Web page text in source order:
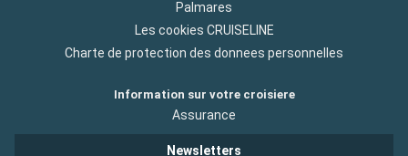
Palmares
Les cookies CRUISELINE
Charte de protection des donnees personnelles
Information sur votre croisiere
Assurance
Newsletters